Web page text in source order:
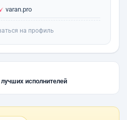
varan.pro
на профиль
исполнителей